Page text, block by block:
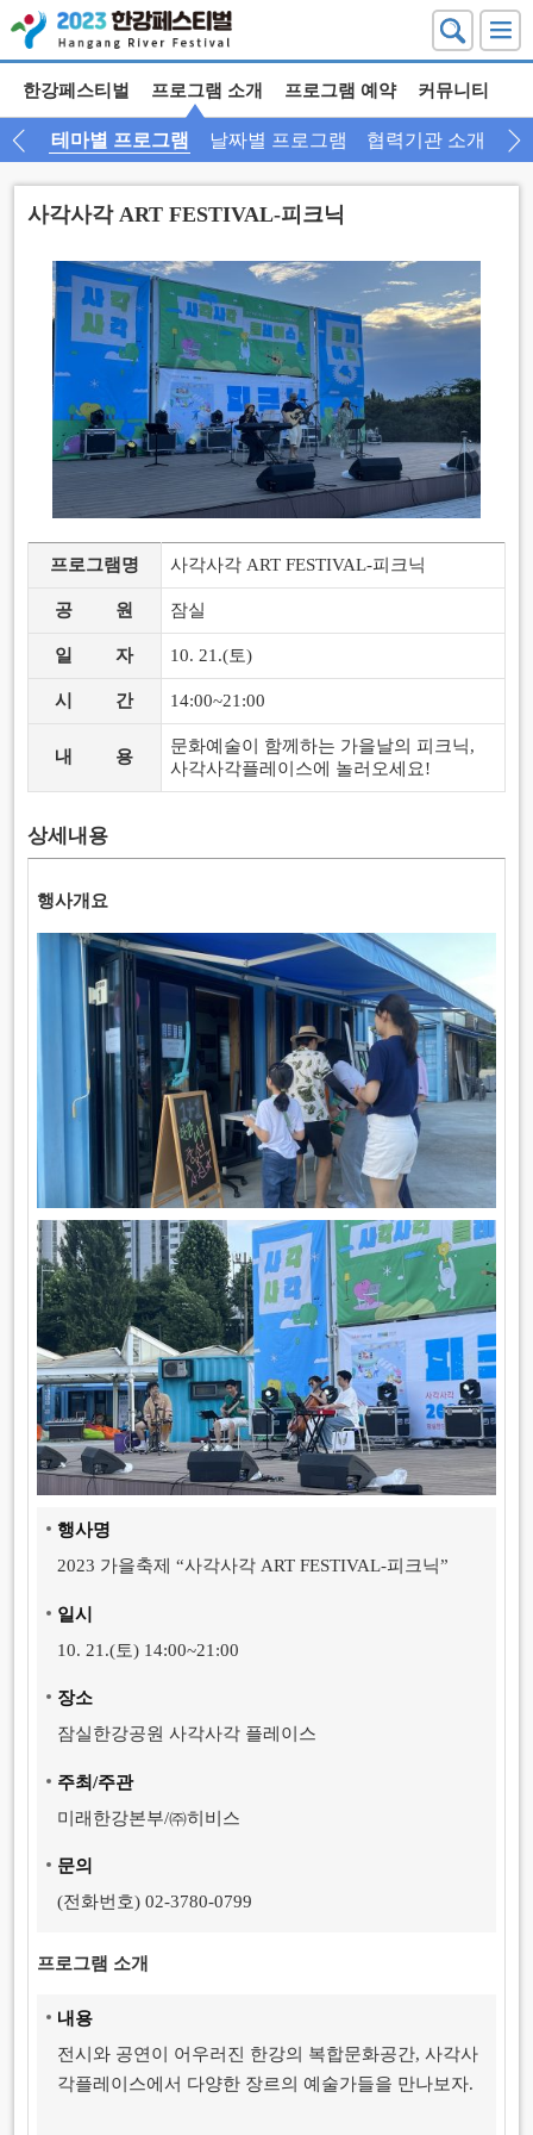
한강페스티벌 프로그램 소개 프로그램 예약 커뮤니티
테마별 프로그램 날짜별 프로그램 협력기관 소개
사각사각 ART FESTIVAL-피크닉
프로그램명 사각사각 ART FESTIVAL-피크닉
공 원 잠실
일 자 10. 21.(토)
시 간 14:00~21:00
내 용
문화예술이 함께하는 가을날의 피크닉,
사각사각플레이스에 놀러오세요!
상세내용
행사개요
행사명
2023 가을축제 “사각사각 ART FESTIVAL-피크닉”
일시
10. 21.(토) 14:00~21:00
장소
잠실한강공원 사각사각 플레이스
주최/주관
미래한강본부/㈜히비스
문의
(전화번호) 02-3780-0799
프로그램 소개
내 용
전시와 공연이 어우러진 한강의 복합문화공간, 사각사
각플레이스에서 다양한 장르의 예술가들을 만나보자.